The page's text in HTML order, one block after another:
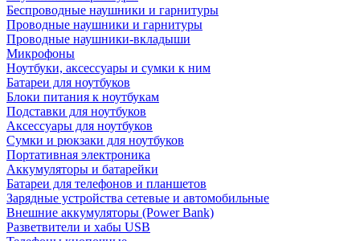
Беспроводные наушники и гарнитуры
Проводные наушники и гарнитуры
Проводные наушники-вкладыши
Микрофоны
Ноутбуки, аксессуары и сумки к ним
Батареи для ноутбуков
Блоки питания к ноутбукам
Подставки для ноутбуков
Аксессуары для ноутбуков
Сумки и рюкзаки для ноутбуков
Портативная электроника
Аккумуляторы и батарейки
Батареи для телефонов и планшетов
Зарядные устройства сетевые и автомобильные
Внешние аккумуляторы (Power Bank)
Разветвители и хабы USB